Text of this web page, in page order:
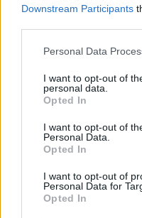
Downstream Participants
Personal Data
I want to opt-out of
personal data.
Opted In
I want to opt-out of
Personal Data.
Opted In
I want to opt-out of
Personal Data for
Opted In
Deja una respuesta
están marcados con *
COMENTARIO*